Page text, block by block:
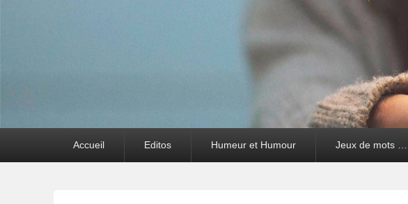
Premier
Accueil Editos Humeur et Humour Jeux de mots …